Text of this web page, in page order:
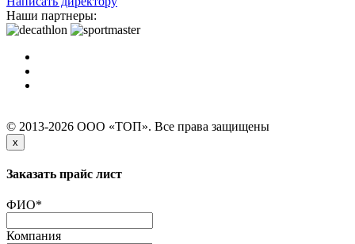
Наши партнеры:
© 2013-2026 ООО «ТОП». Все права защищены
x
Заказать прайс лист
ФИО*
Компания